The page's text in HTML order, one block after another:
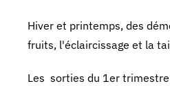
Hiver et printemps, des
fruits, l'éclaircissage et la
Les sorties du 1er